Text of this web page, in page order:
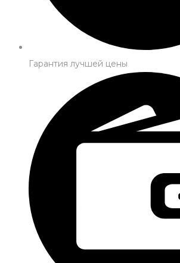
Гарантия лучшей цены